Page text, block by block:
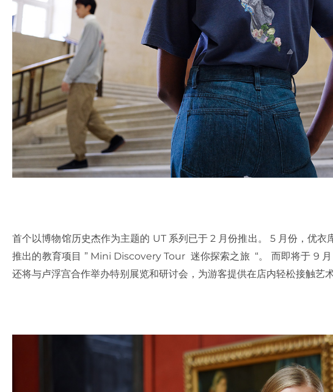
首个以博物馆历史杰作为主题的 UT 系列已于 2 月份推出。 5 月份，优
推出的教育项目 ” Mini Discovery Tour 迷你探索之旅 “。 而即将于 9 月
还将与卢浮宫合作举办特别展览和研讨会，为游客提供在店内轻松接触艺术